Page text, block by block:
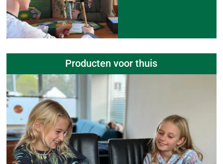
Producten voor thuis